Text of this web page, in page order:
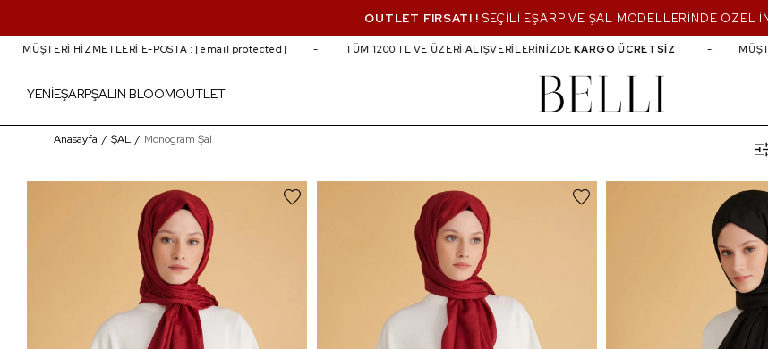
OUTLET FIRSATI ! SEÇİLİ EŞARP VE ŞAL MODELLERİNDE ÖZEL
YENİEŞARPŞALIN BLOOMOUTLET
HİZMETLERİ E-POSTA :[email protected] TÜM 1200 TL VE ÜZERİ ALIŞVERİLERİNİZDEKARGO ÜCRETSİZ MÜŞTERİ
Monogram Şal
Anasayfa ŞAL Monogram Şal